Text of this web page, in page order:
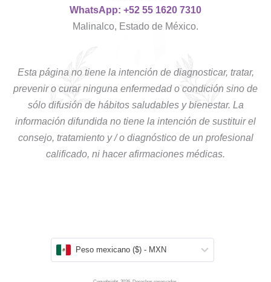
WhatsApp: +52 55 1620 7310
Malinalco, Estado de México.
Esta página no tiene la intención de diagnosticar, tratar,
prevenir o curar ninguna enfermedad o condición sino de
sólo difusión de hábitos saludables y bienestar. La
información difundida no tiene la intención de sustituir el
consejo, tratamiento y / o diagnóstico de un profesional
calificado, ni hacer afirmaciones médicas.
Peso mexicano ($) - MXN